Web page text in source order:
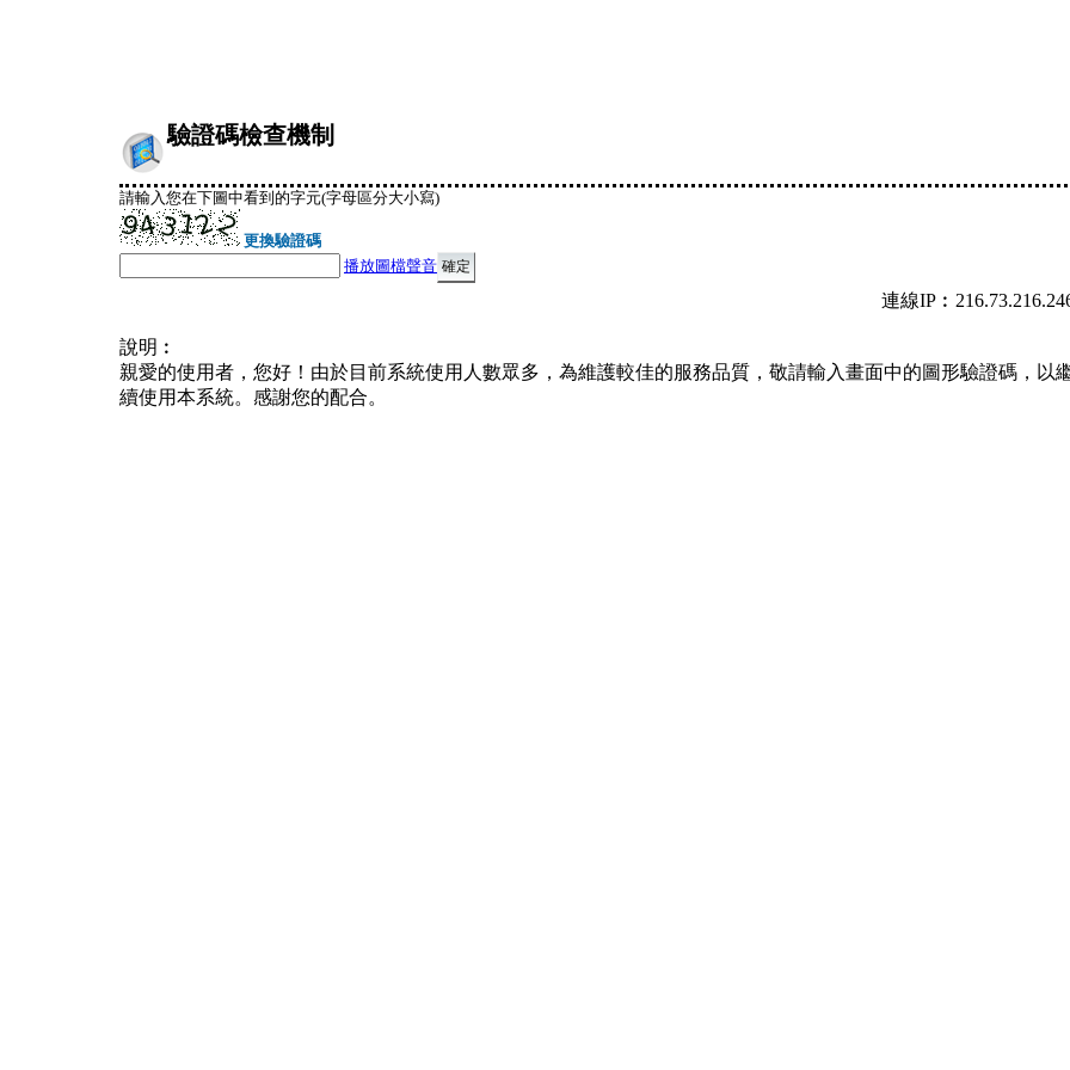
驗證碼檢查機制
請輸入您在下圖中看到的字元(字母區分大小寫)
更換驗證碼
播放圖檔聲音
連線
說明︰
親愛的使用者，您好！由於目前系統使用人數眾多，為維護較佳的服務品質，敬請輸入畫面中的圖形驗證碼，以
續使用本系統。感謝您的配合。